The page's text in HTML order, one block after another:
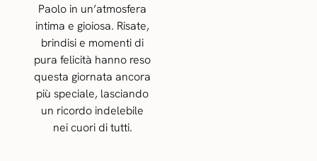
Paolo in un’atmosfera
intima e gioiosa. Risate,
brindisi e momenti di
pura felicità hanno reso
questa giornata ancora
più speciale, lasciando
un ricordo indelebile
nei cuori di tutti.